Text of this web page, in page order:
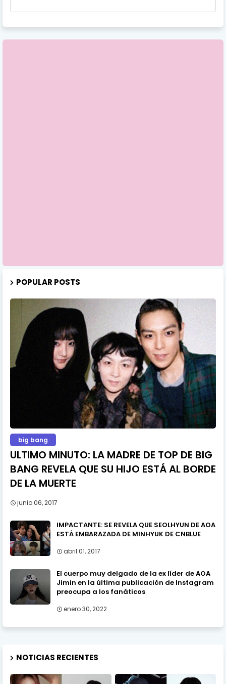
POPULAR POSTS
big bang
ULTIMO MINUTO: LA MADRE DE TOP DE BIG
BANG REVELA QUE SU HIJO ESTÁ AL BORDE
DE LA MUERTE
junio 06, 2017
IMPACTANTE: SE REVELA QUE SEOLHYUN DE AOA
ESTÁ EMBARAZADA DE MINHYUK DE CNBLUE
abril 01, 2017
El cuerpo muy delgado de la ex líder de AOA
Jimin en la última publicación de Instagram
preocupa a los fanáticos
enero 30, 2022
NOTICIAS RECIENTES